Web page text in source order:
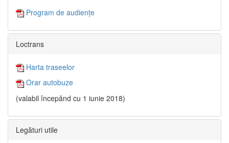
Program de audiențe
Loctrans
Harta traseelor
Orar autobuze
(valabil începând cu 1 iunie 2018)
Legături utile